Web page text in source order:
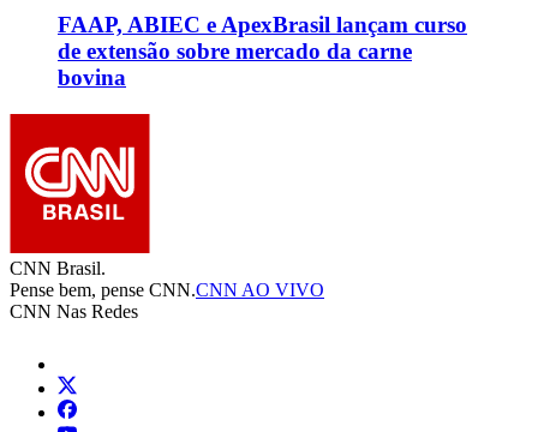
FAAP, ABIEC e ApexBrasil lançam curso
de extensão sobre mercado da carne
bovina
CNN Brasil.
Pense bem, pense CNN.CNN AO VIVO
CNN Nas Redes